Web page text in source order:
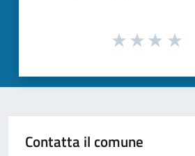
Contatta il comune